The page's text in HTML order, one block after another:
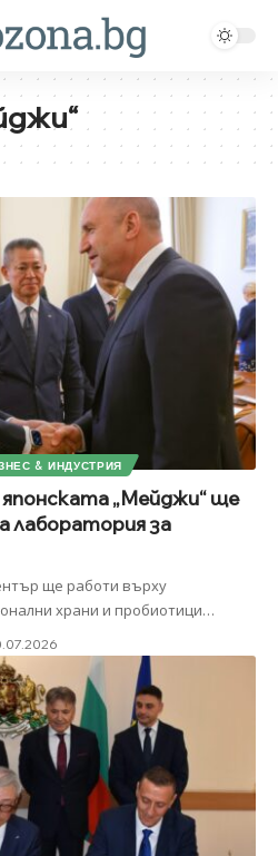
& ИНДУСТРИЯ
японската „Мейджи“ ще
лаборатория за
ще работи върху
храни и пробиотици…